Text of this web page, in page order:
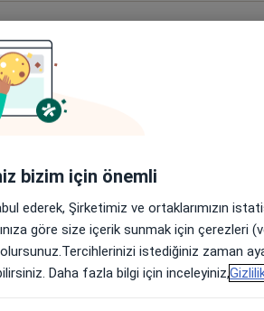
Sigortalar Görüşler (81)
üniversitesi Fizik Tedavi ve
oldum. 2020 yılında başladığım
Mezun olduğum yıldan beri
sahada görev yaptım. Kendimi
Manuel terapi, pilates,
gittim. Şuan kendi yerimde
bizim için önemli
ederek, Şirketimiz ve ortaklarımızın
göre size içerik sunmak için çerezleri
istediğiniz zaman
Daha fazla bilgi için inceleyiniz,